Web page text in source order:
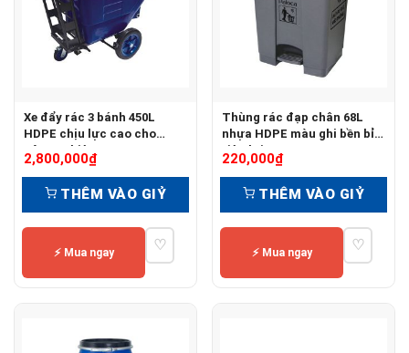
Xe đẩy rác 3 bánh 450L
HDPE chịu lực cao cho
công nghiệp
2,800,000₫
THÊM VÀO GIỶ
⚡ Mua ngay ♡
Thùng rác đạp chân 68L
nhựa HDPE màu ghi bền bỉ
tiện lợi
220,000₫
THÊM VÀO GIỶ
⚡ Mua ngay ♡